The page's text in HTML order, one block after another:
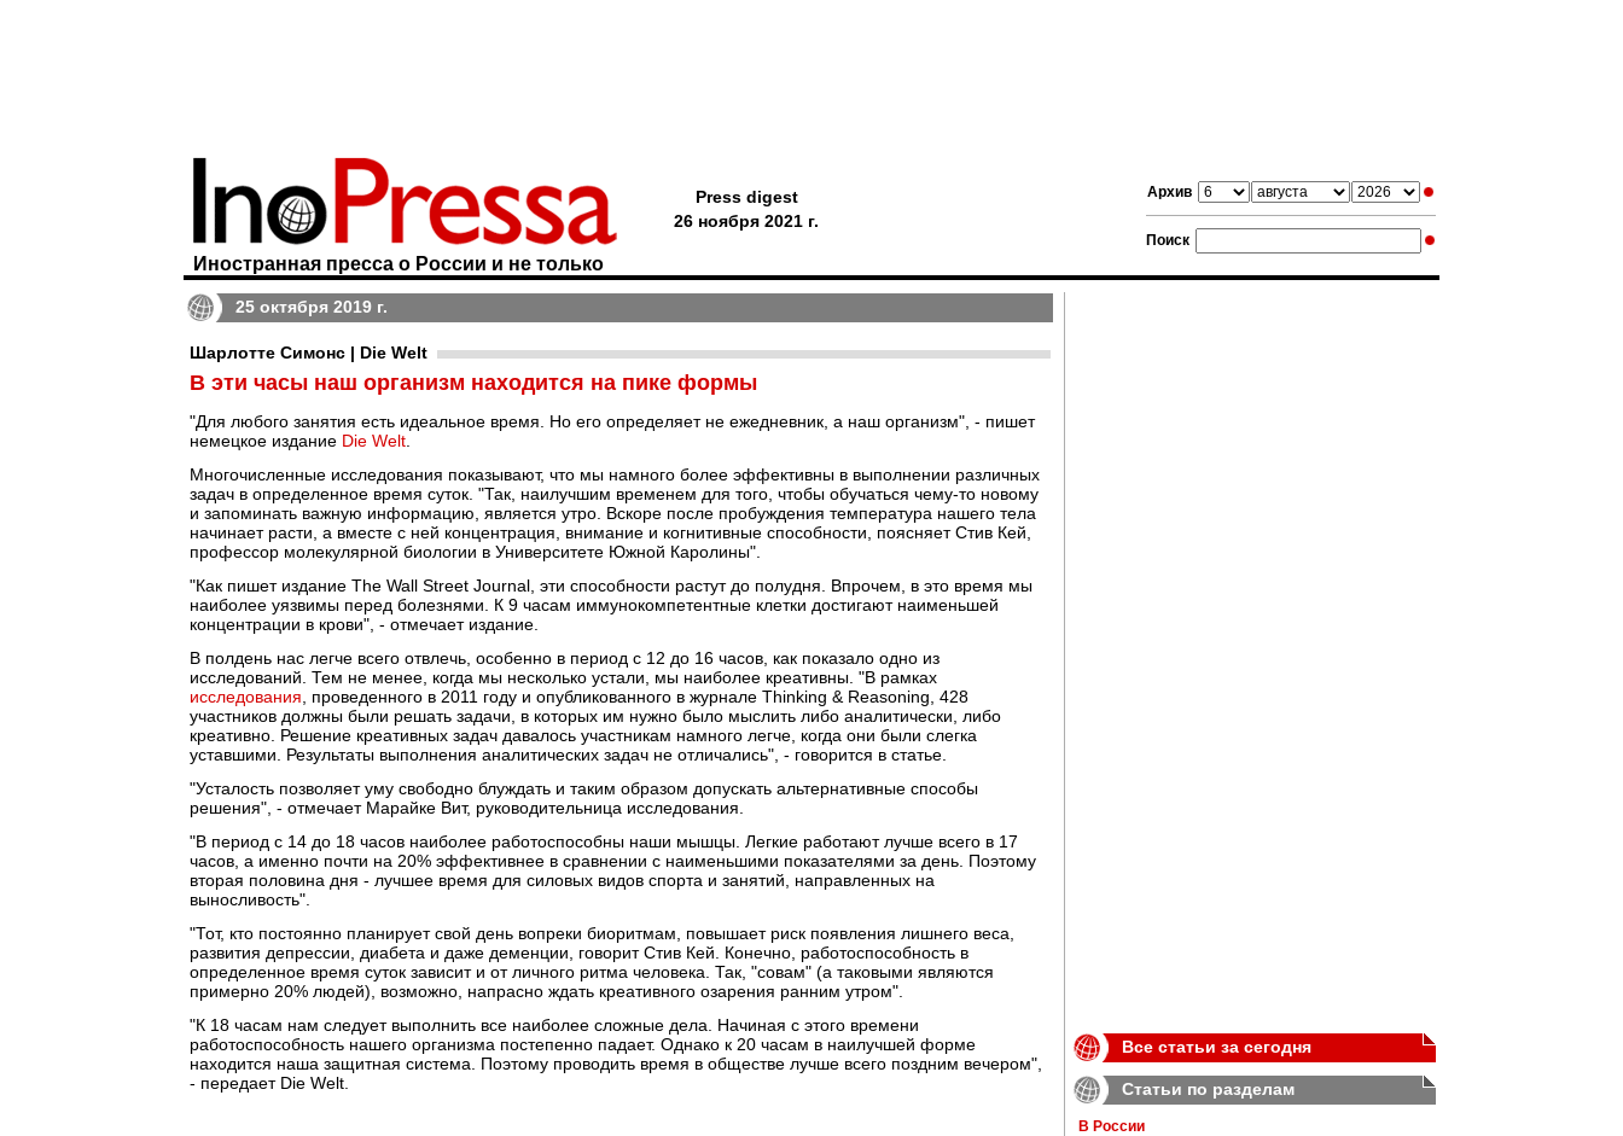
Архив
Поиск
Иностранная пресса о России и не только
Press digest
26 ноября 2021 г.
25 октября 2019 г.
Шарлотте Симонс | Die Welt
В эти часы наш организм находится на пике формы
"Для любого занятия есть идеальное время. Но его определяет не ежедневник, а наш организм", - пишет
немецкое издание Die Welt
Многочисленные исследования показывают, что мы намного более эффективны в выполнении различных
задач в определенное время суток. "Так, наилучшим временем для того, чтобы обучаться чему-то новому
и запоминать важную информацию, является утро. Вскоре после пробуждения температура нашего тела
начинает расти, а вместе с ней концентрация, внимание и когнитивные способности, поясняет Стив Кей,
профессор молекулярной биологии в Университете Южной Каролины".
"Как пишет издание The Wall Street Journal, эти способности растут до полудня. Впрочем, в это время мы
наиболее уязвимы перед болезнями. К 9 часам иммунокомпетентные клетки достигают наименьшей
концентрации в крови", - отмечает издание.
В полдень нас легче всего отвлечь, особенно в период с 12 до 16 часов, как показало одно из
исследований. Тем не менее, когда мы несколько устали, мы наиболее креативны. "В рамках
исследования , проведенного в 2011 году и опубликованного в журнале Thinking & Reasoning, 428
участников должны были решать задачи, в которых им нужно было мыслить либо аналитически, либо
креативно. Решение креативных задач давалось участникам намного легче, когда они были слегка
уставшими. Результаты выполнения аналитических задач не отличались", - говорится в статье.
"Усталость позволяет уму свободно блуждать и таким образом допускать альтернативные способы
решения", - отмечает Марайке Вит, руководительница исследования.
"В период с 14 до 18 часов наиболее работоспособны наши мышцы. Легкие работают лучше всего в 17
часов, а именно почти на 20% эффективнее в сравнении с наименьшими показателями за день. Поэтому
вторая половина дня - лучшее время для силовых видов спорта и занятий, направленных на
выносливость".
"Тот, кто постоянно планирует свой день вопреки биоритмам, повышает риск появления лишнего веса,
развития депрессии, диабета и даже деменции, говорит Стив Кей. Конечно, работоспособность в
определенное время суток зависит и от личного ритма человека. Так, "совам" (а таковыми являются
примерно 20% людей), возможно, напрасно ждать креативного озарения ранним утром".
"К 18 часам нам следует выполнить все наиболее сложные дела. Начиная с этого времени
работоспособность нашего организма постепенно падает. Однако к 20 часам в наилучшей форме
находится наша защитная система. Поэтому проводить время в обществе лучше всего поздним вечером",
- передает Die Welt.
Все статьи за сегодня
Статьи по разделам
В России